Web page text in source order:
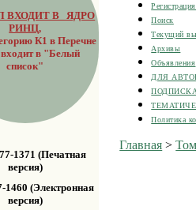
ВХОДИТ В ЯДРО
РИНЦ,
К1 в Перечне
в "Белый
список"
1371 (Печатная
версия)
1460 (Электронная
версия)
Регистрация
Поиск
Текущий
Архивы
Объявления
ДЛЯ
ПОДПИСКА
Политика
Главная >